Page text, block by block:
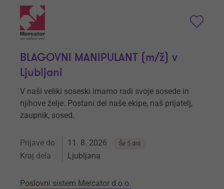
BLAGOVNI MANIPULANT (m/ž) v
Ljubljani
V naši veliki soseski imamo radi svoje sosede in
njihove želje. Postani del naše ekipe, naš prijatelj,
zaupnik, sosed.
Prijave do 11. 8. 2026 Še 5 dni
Kraj dela Ljubljana
Poslovni sistem Mercator d.o.o.